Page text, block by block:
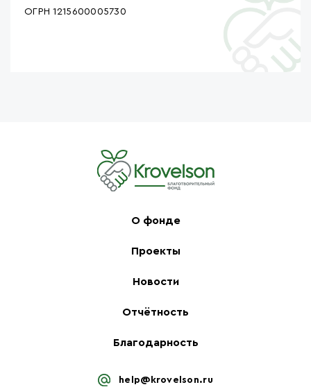
ОГРН 1215600005730
О фонде
Проекты
Новости
Отчётность
Благодарность
help@krovelson.ru